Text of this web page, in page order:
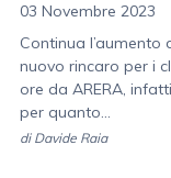
03 Novembre 2023
Continua l’aumento
nuovo rincaro per i
ore da ARERA,
per quanto...
di Davide Raia